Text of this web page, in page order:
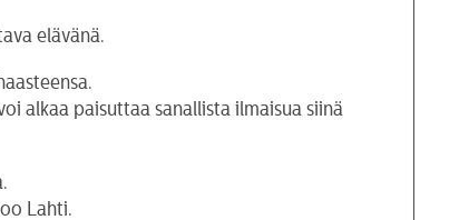
elävänä.
alkaa paisuttaa sanallista ilmaisua siinä
Lahti.